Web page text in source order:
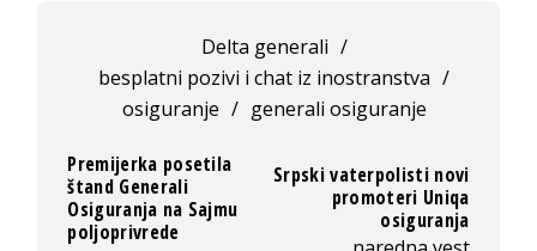
Delta generali /
besplatni pozivi i chat iz inostranstva /
osiguranje / generali osiguranje
Premijerka posetila
štand Generali
Osiguranja na Sajmu
poljoprivrede
Srpski vaterpolisti novi
promoteri Uniqa
osiguranja